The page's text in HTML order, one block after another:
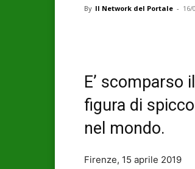
By Il Network del Portale - 16/
E’ scomparso
figura di
nel mondo.
Firenze, 15 aprile 2019